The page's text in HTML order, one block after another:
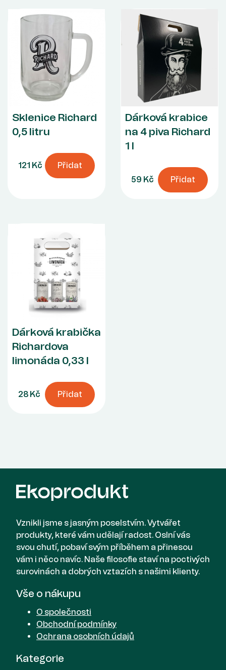
Sklenice Richard
0,5 litru
121 Kč Přidat
Dárková krabice
na 4 piva Richard
1 l
59 Kč Přidat
Dárková krabička
Richardova
limonáda 0,33 l
28 Kč Přidat
Vznikli jsme s jasným poselstvím. Vytvářet
produkty, které vám udělají radost. Oslní vás
svou chutí, pobaví svým příběhem a přinesou
vám i něco navíc. Naše filosofie staví na poctivých
surovinách a dobrých vztazích s našimi klienty.
Vše o nákupu
O společnosti
Obchodní podmínky
Ochrana osobních údajů
Kategorie